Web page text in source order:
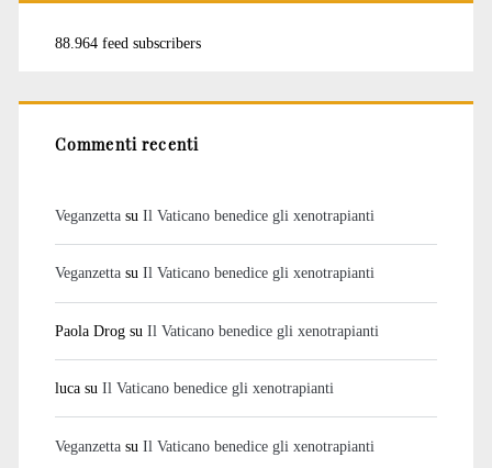
88.964 feed subscribers
Commenti recenti
Veganzettasu Il Vaticano benedice gli xenotrapianti
Veganzettasu Il Vaticano benedice gli xenotrapianti
Paola Drogsu Il Vaticano benedice gli xenotrapianti
lucasu Il Vaticano benedice gli xenotrapianti
Veganzettasu Il Vaticano benedice gli xenotrapianti